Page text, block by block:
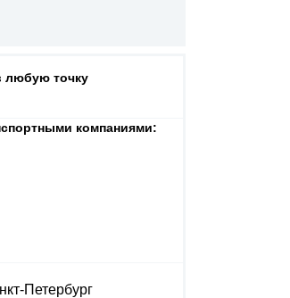
любую точку
компаниями:
Петербург